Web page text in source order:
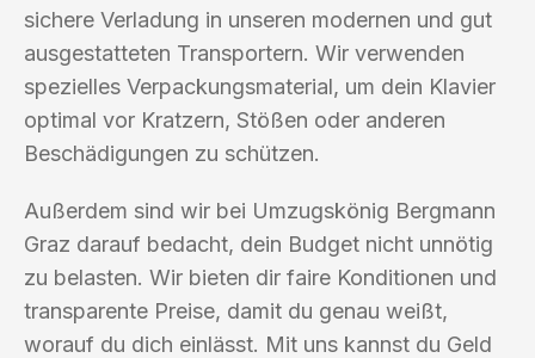
sichere Verladung in unseren modernen und gut
ausgestatteten Transportern. Wir verwenden
spezielles Verpackungsmaterial, um dein Klavier
optimal vor Kratzern, Stößen oder anderen
Beschädigungen zu schützen.
Außerdem sind wir bei Umzugskönig Bergmann
Graz darauf bedacht, dein Budget nicht unnötig
zu belasten. Wir bieten dir faire Konditionen und
transparente Preise, damit du genau weißt,
worauf du dich einlässt. Mit uns kannst du Geld